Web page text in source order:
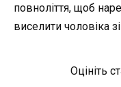
повноліття, щоб
виселити чоловіка
Оцініть